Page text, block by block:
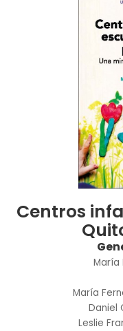
Centros
María
María
Daniel
Leslie